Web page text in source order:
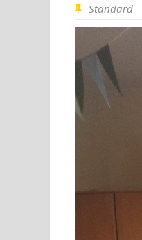
Standard